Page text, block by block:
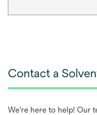
Contact a
We're here to help! Our